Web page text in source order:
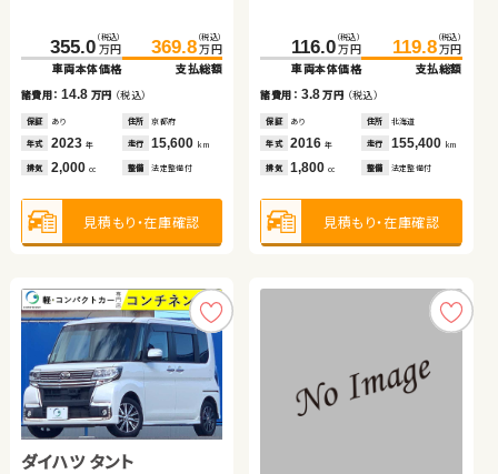
355.0 （税込）
万円
車両本体価格
369.8 （税込）
万円
支払総額
諸費用：14.8 万円 （税込）
保証 あり 住所 京都府
年式 2023 年 走行 15,600 km
排気 2,000 cc 整備 法定整備付
見積もり・在庫確認
116.0 （税込）
万円
車両本体価格
119.8 （税込）
万円
支払総額
諸費用： 3.8万円 （税込）
保証 あり 住所 北海道
年式 2016年 走行 155,400 km
排気 1,800cc 整備 法定整備付
見積もり・在庫確認
ダイハツ タント
日産 セレナ
175.4万円
車両本体価格
諸費用：14.1万円 （税込）
保証 あり 住所 岩手県
排気 2,000cc 整備 法定整備付
トヨタ アクア
195.6万円
車両本体価格
諸費用：10.8万円 （税込）
保証 あり 住所 埼玉県
排気 1,500cc 整備 法定整備付
134.7 （税込）
万円
車両本体価格
154.2 （税込）
万円
支払総額
諸費用：19.5 万円 （税込）
保証 なし 住所 大分県
年式 2015 年 走行 156,900km
排気 2,500 cc 整備 法定整備付
見積もり・在庫確認
95.5 （税込）
万円
車両本体価格
98.8 （税込）
万円
支払総額
諸費用： 3.3万円 （税込）
保証 あり 住所 青森県
年式 2022年 走行 35,200km
排気 660cc 整備 法定整備付
見積もり・在庫確認
トヨタ ヴォクシー